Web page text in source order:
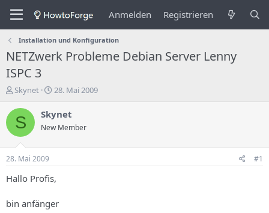
Anmelden Registrieren
Installation und Konfiguration
NETZwerk Probleme Debian Server Lenny
ISPC 3
E
s
t
e
e
r
s
Skynet
E
s
t
e
n
g
d
28. Mai 2009
S Skynet
New Member
28. Mai 2009 #1
Hallo Profis,
bin anfänger